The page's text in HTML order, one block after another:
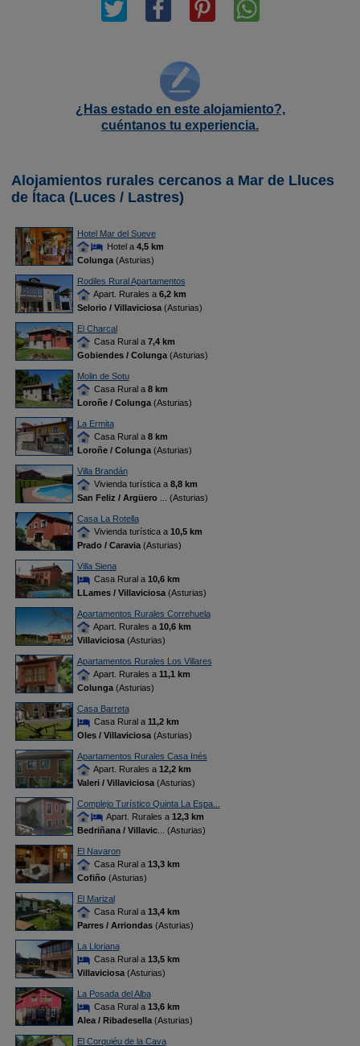
¿Has estado en este alojamiento?,
cuéntanos tu experiencia.
Alojamientos rurales cercanos a Mar de Lluces
de Ítaca (Luces / Lastres)
Hotel Mar del Sueve
Hotel a 4,5 km
Colunga(Asturias)
Rodiles Rural Apartamentos
Apart. Rurales a 6,2 km
Selorio / Villaviciosa(Asturias)
El Charcal
Casa Rural a 7,4 km
Gobiendes / Colunga(Asturias)
Molin de Sotu
Casa Rural a 8 km
Loroñe / Colunga(Asturias)
La Ermita
Casa Rural a 8 km
Loroñe / Colunga(Asturias)
Villa Brandán
Vivienda turística a 8,8 km
San Feliz / Argüero
... (Asturias)
Casa La Rotella
Vivienda turística a 10,5 km
Prado / Caravia(Asturias)
Villa Siena
Casa Rural a 10,6 km
LLames / Villaviciosa(Asturias)
Apartamentos Rurales Correhuela
Apart. Rurales a 10,6 km
Villaviciosa(Asturias)
Apartamentos Rurales Los Villares
Apart. Rurales a 11,1 km
Colunga(Asturias)
Casa Barreta
Casa Rural a 11,2 km
Oles / Villaviciosa(Asturias)
Apartamentos Rurales Casa Inés
Apart. Rurales a 12,2 km
Valeri / Villaviciosa(Asturias)
Complejo Turístico Quinta La Espa...
Apart. Rurales a 12,3 km
Bedriñana / Villavic... (Asturias)
El Navaron
Casa Rural a 13,3 km
Cofiño(Asturias)
El Marizal
Casa Rural a 13,4 km
Parres / Arriondas(Asturias)
La Lloriana
Casa Rural a 13,5 km
Villaviciosa(Asturias)
La Posada del Alba
Casa Rural a 13,6 km
Alea / Ribadesella(Asturias)
El Corquiéu de la Cava